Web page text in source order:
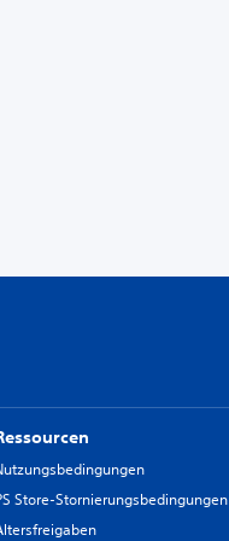
Store-Stornierungsbedingungen